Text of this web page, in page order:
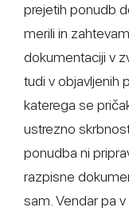
prejetih ponudb
merili in
dokumentaciji v
tudi v objavljenih
katerega se
ustrezno
ponudba ni
razpisne
sam. Vendar pa